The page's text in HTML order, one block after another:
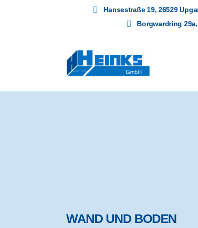
Hansestraße 19, 26529
Borgwardring
WAND UND BODEN